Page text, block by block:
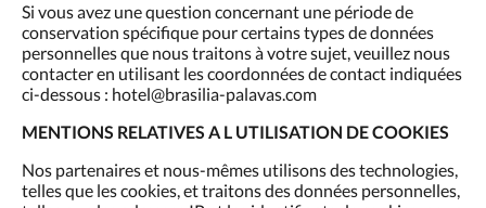
Si vous avez une question concernant une période de
conservation spécifique pour certains types de données
personnelles que nous traitons à votre sujet, veuillez nous
contacter en utilisant les coordonnées de contact indiquées
ci-dessous : hotel@brasilia-palavas.com
MENTIONS RELATIVES A L UTILISATION DE COOKIES
Nos partenaires et nous-mêmes utilisons des technologies,
telles que les cookies, et traitons des données personnelles,